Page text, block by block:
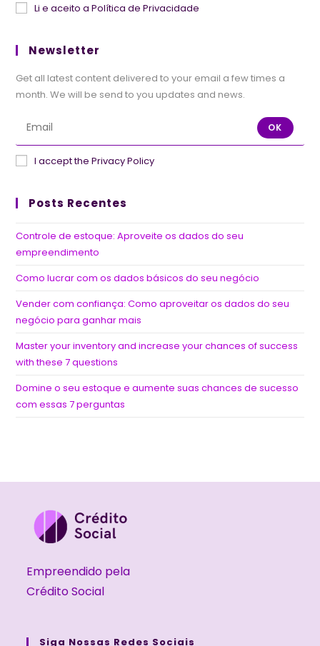
Li e aceito a Política de Privacidade
Newsletter
Get all latest content delivered to your email a few times a
month. We will be send to you updates and news.
OK
I accept the Privacy Policy
Posts Recentes
Controle de estoque: Aproveite os dados do seu
empreendimento
Como lucrar com os dados básicos do seu negócio
Vender com confiança: Como aproveitar os dados do seu
negócio para ganhar mais
Master your inventory and increase your chances of success
with these 7 questions
Domine o seu estoque e aumente suas chances de sucesso
com essas 7 perguntas
Empreendido pela
Crédito Social
Siga Nossas Redes Sociais